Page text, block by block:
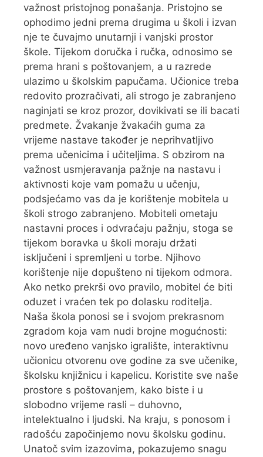
važnost pristojnog ponašanja. Pristojno se
ophodimo jedni prema drugima u školi i izvan
nje te čuvajmo unutarnji i vanjski prostor
škole. Tijekom doručka i ručka, odnosimo se
prema hrani s poštovanjem, a u razrede
ulazimo u školskim papučama. Učionice treba
redovito prozračivati, ali strogo je zabranjeno
naginjati se kroz prozor, dovikivati se ili bacati
predmete. Žvakanje žvakaćih guma za
vrijeme nastave također je neprihvatljivo
prema učenicima i učiteljima. S obzirom na
važnost usmjeravanja pažnje na nastavu i
aktivnosti koje vam pomažu u učenju,
podsjećamo vas da je korištenje mobitela u
školi strogo zabranjeno. Mobiteli ometaju
nastavni proces i odvraćaju pažnju, stoga se
tijekom boravka u školi moraju držati
isključeni i spremljeni u torbe. Njihovo
korištenje nije dopušteno ni tijekom odmora.
Ako netko prekrši ovo pravilo, mobitel će biti
oduzet i vraćen tek po dolasku roditelja.
Naša škola ponosi se i svojom prekrasnom
zgradom koja vam nudi brojne mogućnosti:
novo uređeno vanjsko igralište, interaktivnu
učionicu otvorenu ove godine za sve učenike,
školsku knjižnicu i kapelicu. Koristite sve naše
prostore s poštovanjem, kako biste i u
slobodno vrijeme rasli – duhovno,
intelektualno i ljudski. Na kraju, s ponosom i
radošću započinjemo novu školsku godinu.
Unatoč svim izazovima, pokazujemo snagu